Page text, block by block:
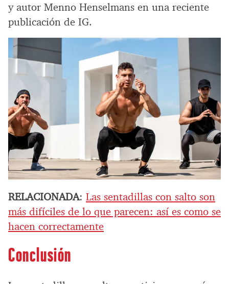
y autor Menno Henselmans en una reciente
publicación de IG.
RELACIONADA: Las sentadillas con salto son
más difíciles de lo que parecen: así es como se
hacen correctamente
Conclusión